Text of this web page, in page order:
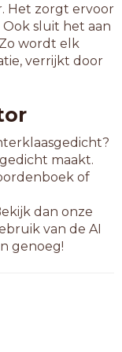
Het zorgt ervoor
sluit het aan
wordt elk
verrijkt door
maakt.
of
dan onze
van de AI
genoeg!